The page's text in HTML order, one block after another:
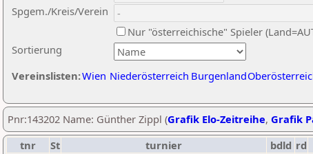
Sortierung
Spgem./Kreis/Verein
Nur "österreichische" Spieler
Vereinslisten:Wien Niederösterreich Burgenland
Pnr:143202 Name: Günther Zippl (Grafik Elo-Zeitreihe, Grafik
tnr
St turnier bdld rd